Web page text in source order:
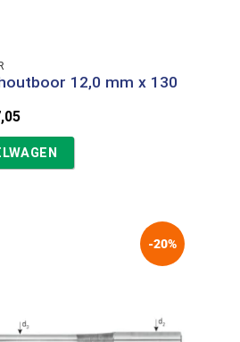
12,0 mm x 130
Huidige
€17,05.
-20%